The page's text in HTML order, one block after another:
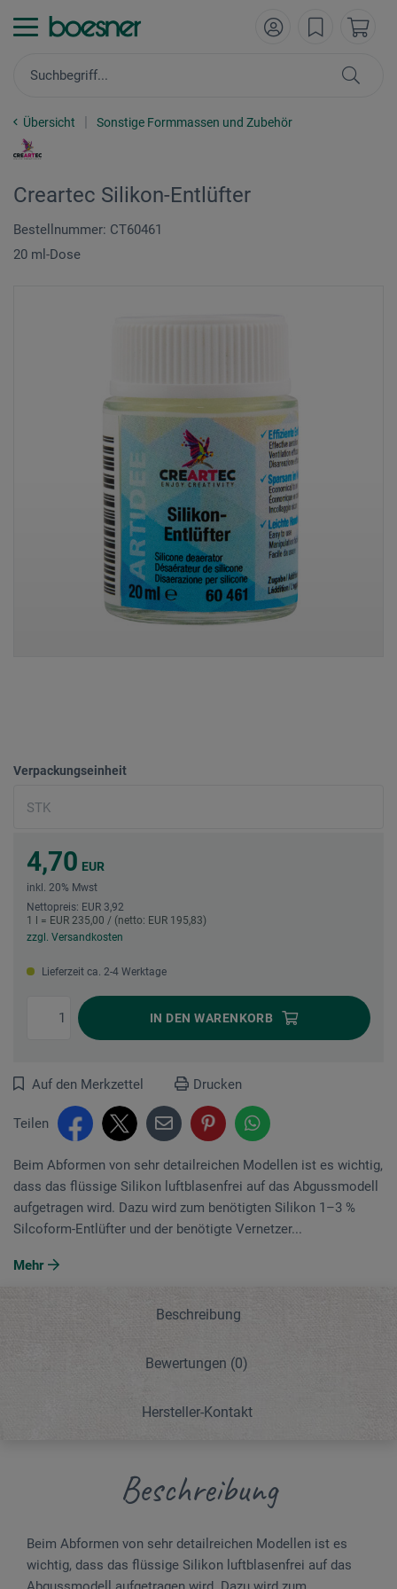
Übersicht Sonstige Formmassen und Zubehör
Creartec Silikon-Entlüfter
Bestellnummer: CT60461
20 ml-Dose
Verpackungseinheit
4,70 EUR
inkl. 20% Mwst
Nettopreis: EUR 3,92
1 l = EUR 235,00 / (netto: EUR 195,83)
zzgl. Versandkosten
Lieferzeit ca. 2-4 Werktage
IN DEN WARENKORB
Auf den Merkzettel Drucken
Teilen
Beim Abformen von sehr detailreichen Modellen ist es wichtig,
dass das flüssige Silikon luftblasenfrei auf das Abgussmodell
aufgetragen wird. Dazu wird zum benötigten Silikon 1–3 %
Silcoform-Entlüfter und der benötigte Vernetzer...
Mehr
Beschreibung
Bewertungen (0)
Hersteller-Kontakt
Beschreibung
Beim Abformen von sehr detailreichen Modellen ist es
wichtig, dass das flüssige Silikon luftblasenfrei auf das